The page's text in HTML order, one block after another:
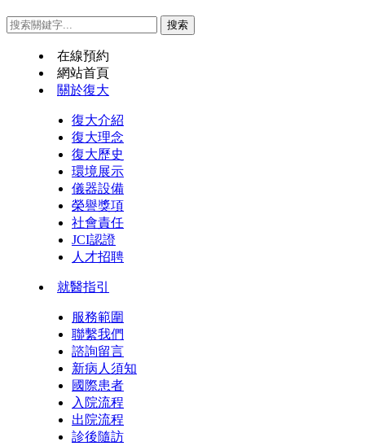
在線預約
網站首頁
關於復大
復大介紹
復大理念
復大歷史
環境展示
儀器設備
榮譽獎項
社會責任
JCI認證
人才招聘
就醫指引
服務範圍
聯繫我們
諮詢留言
新病人須知
國際患者
入院流程
出院流程
診後隨訪